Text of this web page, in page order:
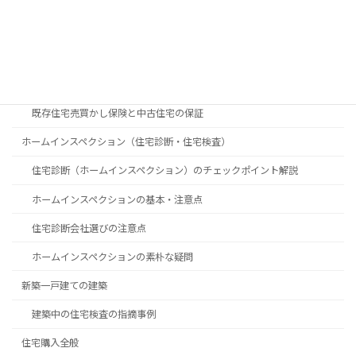
既存住宅売買かし保険と中古住宅の保証
ホームインスペクション（住宅診断・住宅検査）
住宅診断（ホームインスペクション）のチェックポイント解説
ホームインスペクションの基本・注意点
住宅診断会社選びの注意点
ホームインスペクションの素朴な疑問
新築一戸建ての建築
建築中の住宅検査の指摘事例
住宅購入全般